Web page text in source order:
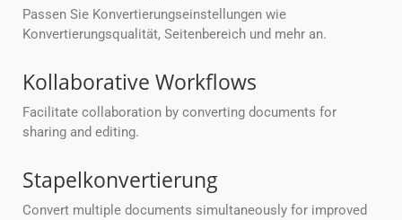
Passen Sie Konvertierungseinstellungen wie
Konvertierungsqualität, Seitenbereich und mehr an.
Kollaborative Workflows
Facilitate collaboration by converting documents for
sharing and editing.
Stapelkonvertierung
Convert multiple documents simultaneously for improved